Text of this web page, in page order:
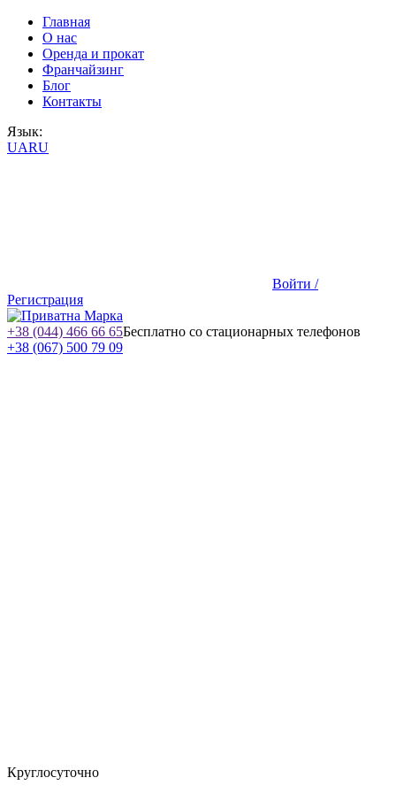
Главная
О нас
Оренда и прокат
Франчайзинг
Блог
Контакты
Язык:
UARU
Войти /
Регистрация
+38 (044) 466 66 65Бесплатно со стационарных телефонов
+38 (067) 500 79 09
Круглосуточно